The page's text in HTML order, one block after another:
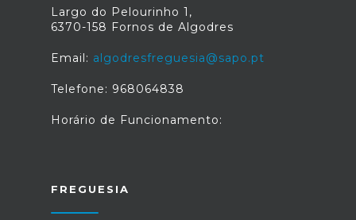
Largo do Pelourinho 1,
6370-158 Fornos de Algodres
Email: algodresfreguesia@sapo.pt
Telefone: 968064838
Horário de Funcionamento:
FREGUESIA